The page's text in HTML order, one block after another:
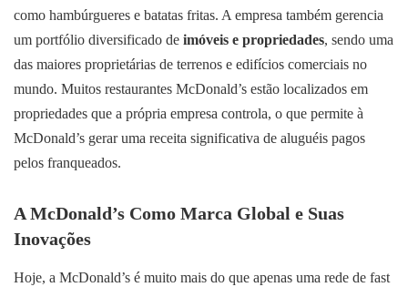
como hambúrgueres e batatas fritas. A empresa também gerencia
um portfólio diversificado de imóveis e propriedades, sendo uma
das maiores proprietárias de terrenos e edifícios comerciais no
mundo. Muitos restaurantes McDonald’s estão localizados em
propriedades que a própria empresa controla, o que permite à
McDonald’s gerar uma receita significativa de aluguéis pagos
pelos franqueados.
A McDonald’s Como Marca Global e Suas
Inovações
Hoje, a McDonald’s é muito mais do que apenas uma rede de fast